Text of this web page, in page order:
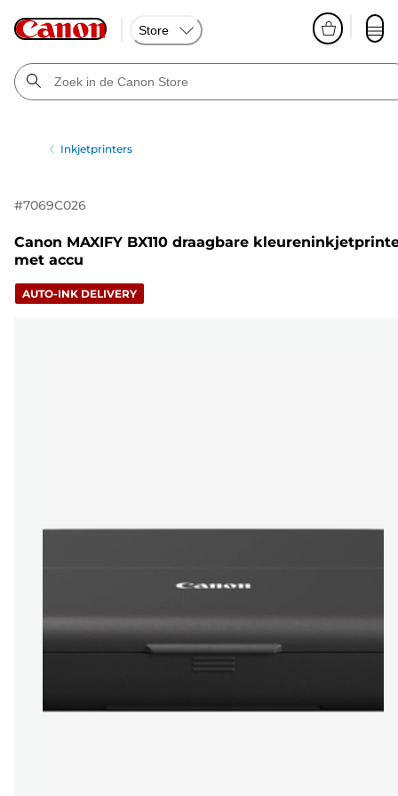
Store
Inkjetprinters
#7069C026
Canon MAXIFY BX110 draagbare
met accu
AUTO-INK DELIVERY